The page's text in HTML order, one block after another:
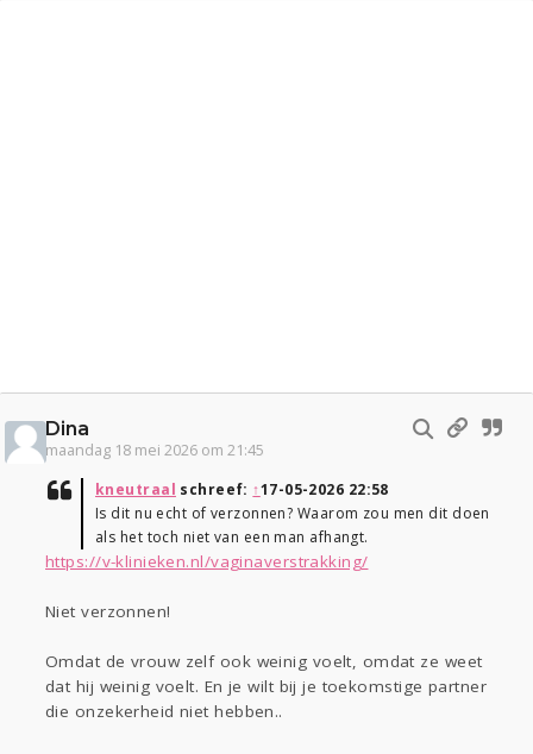
Dina
maandag 18 mei 2026 om 21:45
kneutraal schreef: ↑17-05-2026 22:58
Is dit nu echt of verzonnen? Waarom zou men dit doen
als het toch niet van een man afhangt.
https://v-klinieken.nl/vaginaverstrakking/
Niet verzonnen!
Omdat de vrouw zelf ook weinig voelt, omdat ze weet
dat hij weinig voelt. En je wilt bij je toekomstige partner
die onzekerheid niet hebben..